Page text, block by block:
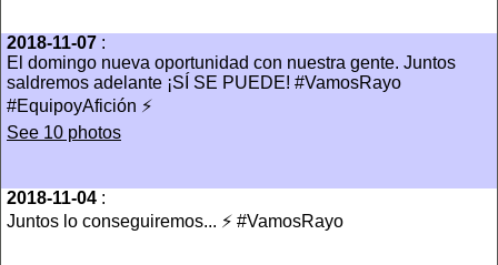
2018-11-07 :
El domingo nueva oportunidad con nuestra gente. Juntos
saldremos adelante ¡SÍ SE PUEDE! #VamosRayo
#EquipoyAfición ⚡️
See 10 photos
2018-11-04 :
Juntos lo conseguiremos... ⚡️ #VamosRayo